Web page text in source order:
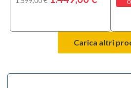
Carica altri